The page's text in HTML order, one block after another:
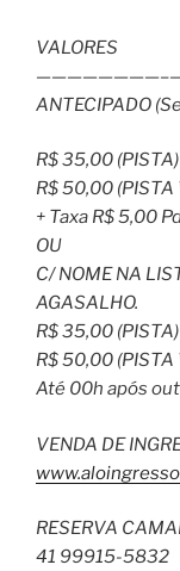
VALORES
————————–
ANTECIPADO
R$ 35,00 (PISTA)
R$ 50,00 (PISTA
+ Taxa R$ 5,00
OU
C/ NOME NA
AGASALHO.
R$ 35,00 (PISTA)
R$ 50,00 (PISTA
Até 00h após
VENDA DE
RESERVA
41 99915-5832